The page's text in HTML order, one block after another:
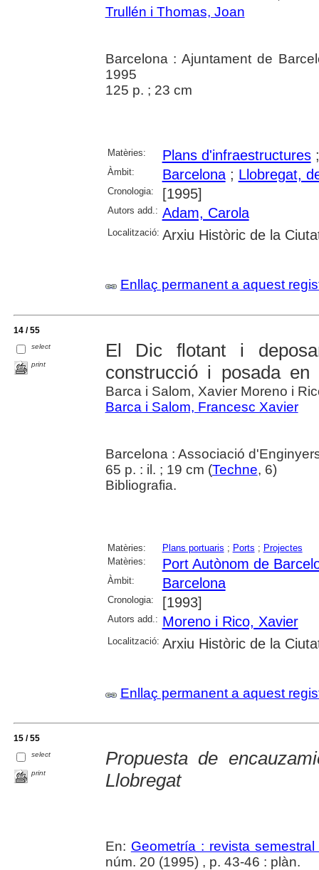
Trullén i Thomas, Joan
Barcelona : Ajuntament de
1995
125 p. ; 23 cm
Matèries: Plans d'infraestructures
Àmbit: Barcelona; Llobregat,
Cronologia: [1995]
Autors add.: Adam, Carola
Localització: Arxiu Històric de la
Enllaç permanent a aquest
14 / 55
select
print
El Dic flotant i
construcció i posada en
Barca i Salom, Xavier Moreno i
Barca i Salom, Francesc Xavier
Barcelona : Associació
65 p. : il. ; 19 cm (Techne, 6)
Bibliografia.
Matèries: Plans portuaris ; Ports ; Projectes
Matèries:
Port Autònom de
Àmbit: Barcelona
Cronologia: [1993]
Autors add.: Moreno i Rico, Xavier
Localització: Arxiu Històric de la
Enllaç permanent a aquest
15 / 55
select
print
Propuesta de
Llobregat
En: Geometría : revista
núm. 20 (1995) , p. 43-46 : plàn.